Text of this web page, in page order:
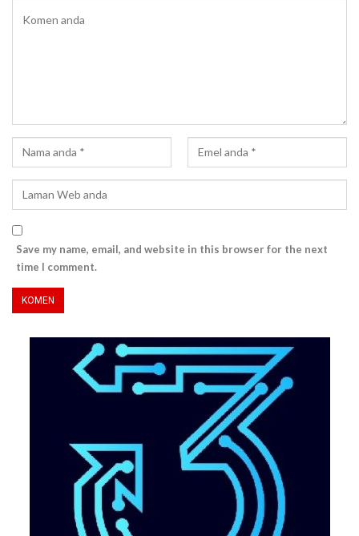
Save my name, email, and website in this browser for the next
time I comment.